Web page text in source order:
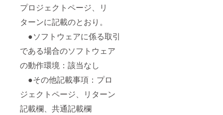
プロジェクトページ、リ
ターンに記載のとおり。
●ソフトウェアに係る取引
である場合のソフトウェア
の動作環境：該当なし
●その他記載事項：プロ
ジェクトページ、リターン
記載欄、共通記載欄